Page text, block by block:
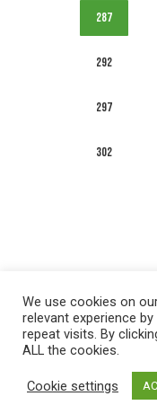
287
292
297
302
English
We use cookies on
relevant experience
repeat visits. By
ALL the cookies.
Cookie settings